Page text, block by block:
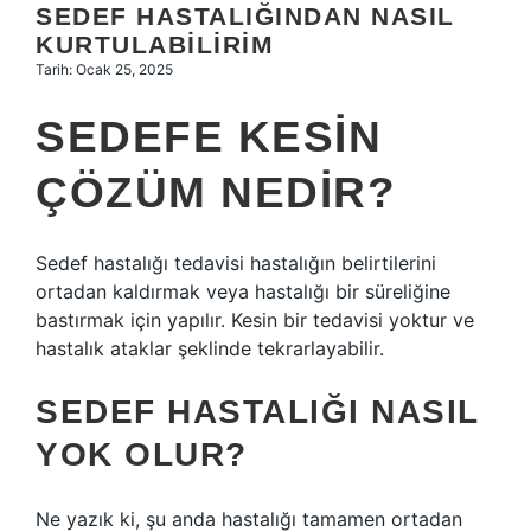
Hakkımızda
SEDEF HASTALIĞINDAN NASIL
KURTULABILIRIM
Tarih: Ocak 25, 2025
SEDEFE KESIN
ÇÖZÜM NEDIR?
Sedef hastalığı tedavisi hastalığın belirtilerini
ortadan kaldırmak veya hastalığı bir süreliğine
bastırmak için yapılır. Kesin bir tedavisi yoktur ve
hastalık ataklar şeklinde tekrarlayabilir.
SEDEF HASTALIĞI NASIL
YOK OLUR?
Ne yazık ki, şu anda hastalığı tamamen ortadan